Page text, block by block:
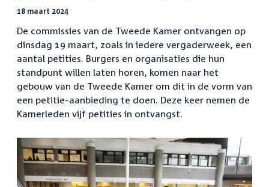
18 maart 2024
De commissies van de Tweede Kamer ontvangen op
dinsdag 19 maart, zoals in iedere vergaderweek, een
aantal petities. Burgers en organisaties die hun
standpunt willen laten horen, komen naar het
gebouw van de Tweede Kamer om dit in de vorm van
een petitie-aanbieding te doen. Deze keer nemen de
Kamerleden vijf petities in ontvangst.